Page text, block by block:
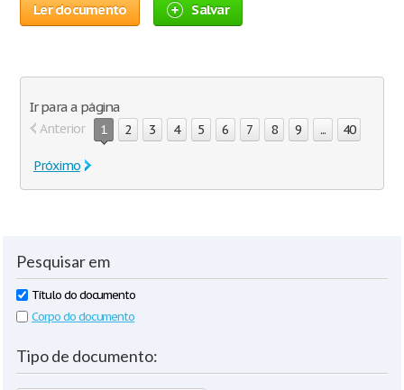
Ler documento Salvar
Ir para a página
Anterior 1 2 3 4 5 6 7 8 9 ... 40
Próximo
Pesquisar em
Título do documento
Corpo do documento
Tipo de documento: